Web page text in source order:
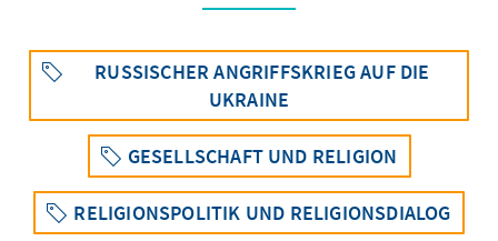
RUSSISCHER ANGRIFFSKRIEG AUF DIE
UKRAINE
GESELLSCHAFT UND RELIGION
RELIGIONSPOLITIK UND RELIGIONSDIALOG